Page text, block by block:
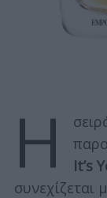
Η
It’s
συνεχίζεται